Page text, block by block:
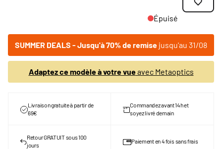
Épuisé
SUMMER DEALS - Jusqu'à 70% de remise jusqu'au 31/08
Adaptez ce modèle à votre vueavec Metaoptics
Livraison gratuite à partir de
69€
Commandez avant 14h et
soyez livré demain
Retour GRATUIT sous 100
jours
Paiement en 4 fois sans frais